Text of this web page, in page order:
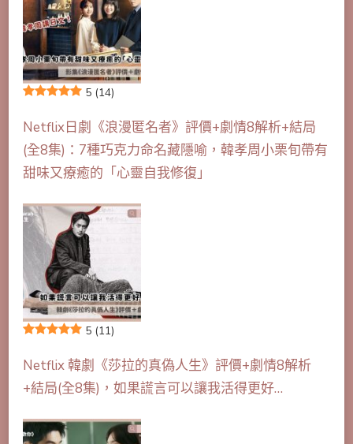
5 (14)
Netflix日劇《浪漫匿名者》評價+劇情8解析+結局
(全8集)：7種巧克力命名藏隱喻，韓孝周小栗旬帶有
甜味又療癒的「心靈自我修復」
5 (11)
Netflix 韓劇《莎拉的真偽人生》評價+劇情8解析
+結局(全8集)，如果謊言可以讓我活得更好…